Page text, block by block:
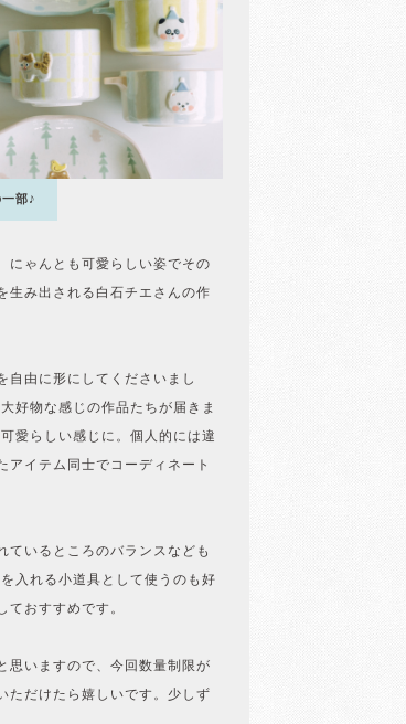
部♪
にゃんとも可愛らしい姿でその
生み出される白石チエさんの作
自由に形にしてくださいまし
好物な感じの作品たちが届きま
愛らしい感じに。個人的には違
アイテム同士でコーディネート
ているところのバランスなども
入れる小道具として使うのも好
ておすすめです。
思いますので、今回数量制限が
ただけたら嬉しいです。少しず